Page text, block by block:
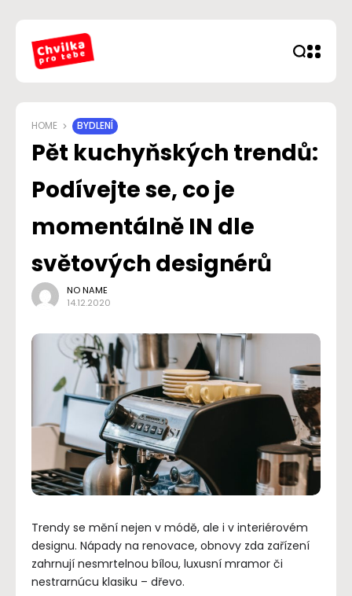
HOME BYDLENÍ
Pět kuchyňských trendů:
Podívejte se, co je
momentálně IN dle
světových designérů
NO NAME
14.12.2020
Trendy se mění nejen v módě, ale i v interiérovém
designu. Nápady na renovace, obnovy zda zařízení
zahrnují nesmrtelnou bílou, luxusní mramor či
nestrarnúcu klasiku – dřevo.